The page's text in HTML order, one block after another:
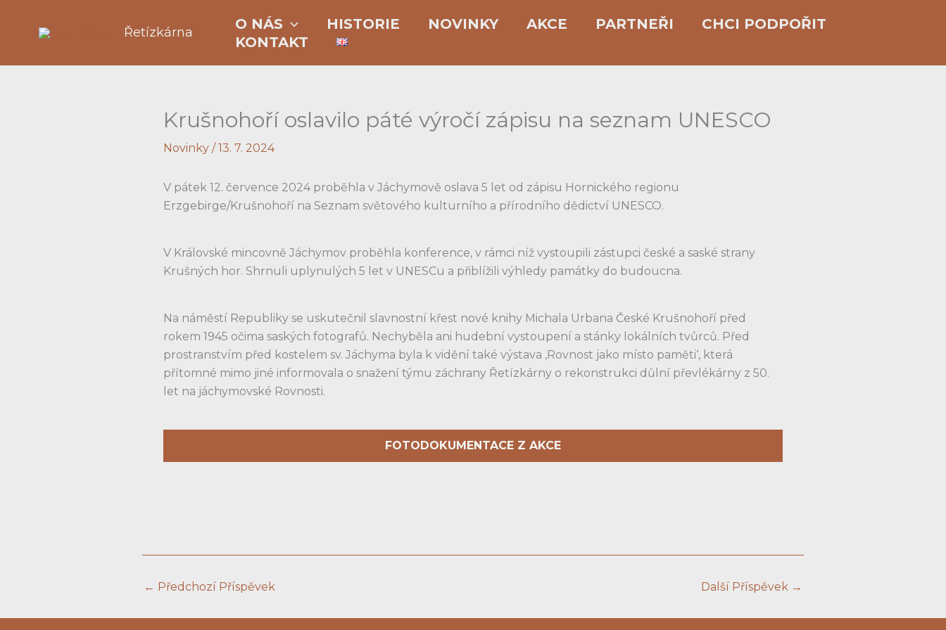
Řetízkárna
O NÁS HISTORIE NOVINKY AKCE PARTNEŘI
CHCI PODPOŘIT
KONTAKT
Krušnohoří oslavilo páté výročí zápisu na seznam UNESCO
Novinky /13. 7. 2024
V pátek 12. července 2024 proběhla v Jáchymově oslava 5 let od zápisu Hornického regionu
Erzgebirge/Krušnohoří na Seznam světového kulturního a přírodního dědictví UNESCO.
V Královské mincovně Jáchymov proběhla konference, v rámci níž vystoupili zástupci české a saské strany
Krušných hor. Shrnuli uplynulých 5 let v UNESCu a přiblížili výhledy památky do budoucna.
Na náměstí Republiky se uskutečnil slavnostní křest nové knihy Michala Urbana České Krušnohoří před
rokem 1945 očima saských fotografů. Nechyběla ani hudební vystoupení a stánky lokálních tvůrců. Před
prostranstvím před kostelem sv. Jáchyma byla k vidění také výstava ‚Rovnost jako místo paměti‘, která
přítomné mimo jiné informovala o snažení týmu záchrany Řetízkárny o rekonstrukci důlní převlékárny z 50.
let na jáchymovské Rovnosti.
FOTODOKUMENTACE Z AKCE
← Předchozí Příspěvek Další Příspěvek →